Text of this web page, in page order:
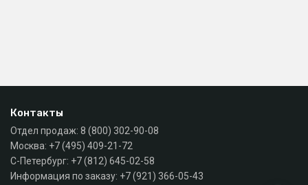
Контакты
Отдел продаж: 8 (800) 302-90-08
Москва: +7 (495) 409-21-72
С-Петербург: +7 (812) 645-02-58
Информация по заказу: +7 (921) 366-05-43